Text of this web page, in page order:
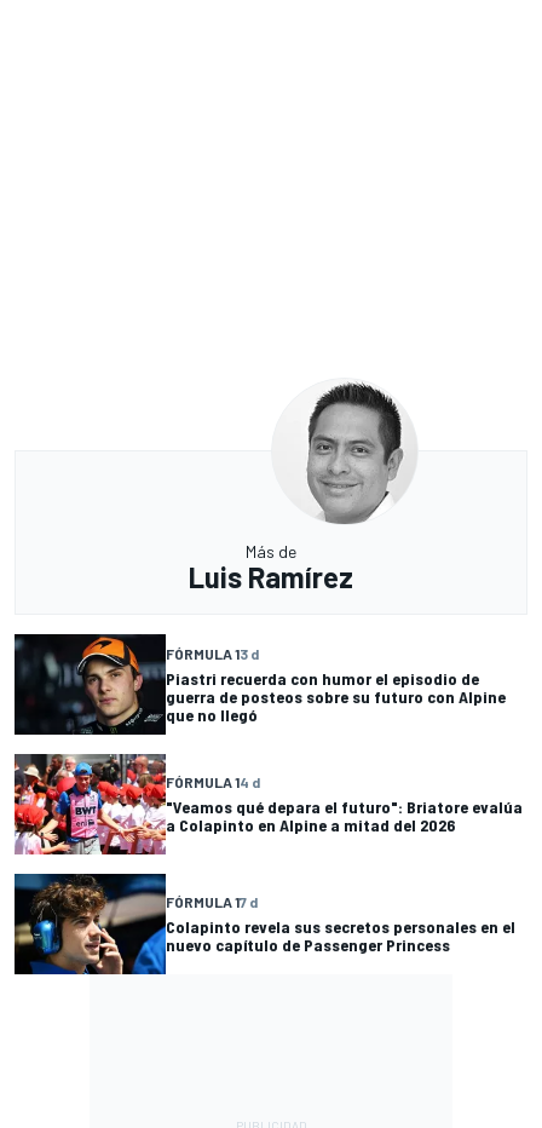
Más de
Luis Ramírez
FÓRMULA 13 d
Piastri recuerda con humor el episodio de
guerra de posteos sobre su futuro con Alpine
que no llegó
FÓRMULA 14 d
"Veamos qué depara el futuro": Briatore evalúa
a Colapinto en Alpine a mitad del 2026
FÓRMULA 17 d
Colapinto revela sus secretos personales en el
nuevo capítulo de Passenger Princess